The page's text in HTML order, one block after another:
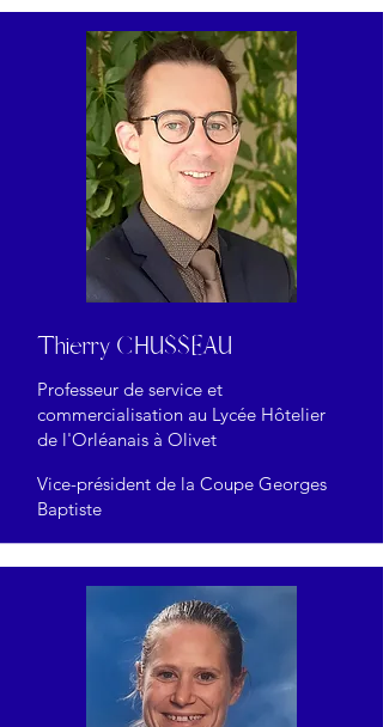
Thierry CHUSSEAU
Professeur de service et
commercialisation au Lycée Hôtelier
de l'Orléanais à Olivet
Vice-président de la Coupe Georges
Baptiste